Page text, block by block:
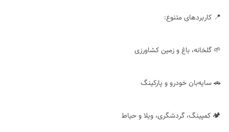
📍 کاربردهای متنوع:
🌱 گلخانه، باغ و زمین کشاورزی
🚗 سایه‌بان خودرو و پارکینگ
🏕 کمپینگ، گردشگری، ویلا و حیاط